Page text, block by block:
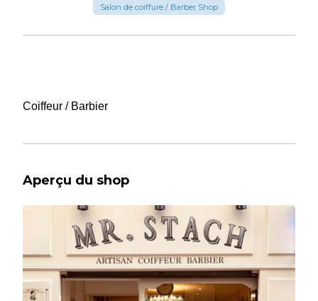
Salon de coiffure / Barber Shop
Coiffeur / Barbier
Aperçu du shop